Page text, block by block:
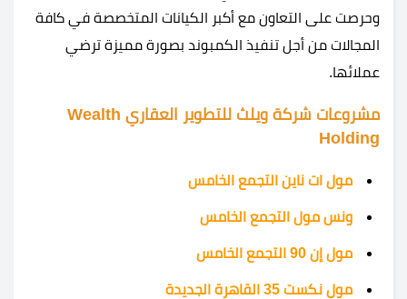
وحرصت على التعاون مع أكبر الكيانات المتخصصة في كافة
المجالات من أجل تنفيذ الكمبوند بصورة مميزة ترضي
عملائها.
مشروعات شركة ويلث للتطوير العقاري Wealth
Holding
مول ات ناين التجمع الخامس
ونس مول التجمع الخامس
مول إن 90 التجمع الخامس
مول نكست 35 القاهرة الجديدة